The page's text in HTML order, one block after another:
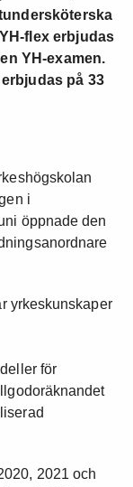
flex erbjudas
YH-examen.
på 33
i
öppnade den
yrkeskunskaper
för
2021 och